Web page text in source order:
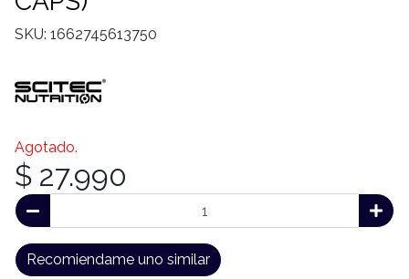
SKU: 1662745613750
Agotado.
$ 27.990
Recomiendame uno similar